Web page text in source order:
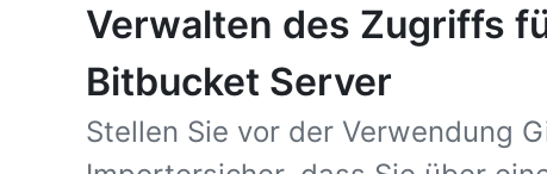
Verwalten des Zugriffs
Bitbucket Server
Stellen Sie vor der Verwendung